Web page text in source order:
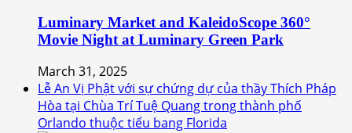
Luminary Market and KaleidoScope 360°
Movie Night at Luminary Green Park
March 31, 2025
Lễ An Vị Phật với sự chứng dự của thầy Thích Pháp
Hòa tại Chùa Trí Tuệ Quang trong thành phố
Orlando thuộc tiểu bang Florida